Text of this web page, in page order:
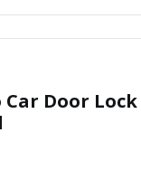
Door Lock